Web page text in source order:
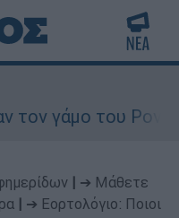
του Ρονάλντο
➔ Μάθετε
➔ Εορτολόγιο: Ποιοι